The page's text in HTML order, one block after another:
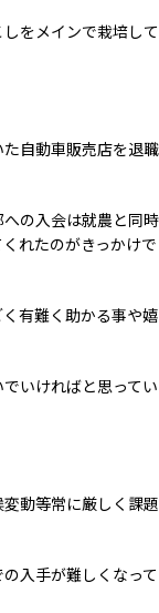
をメインで栽培して
自動車販売店を退職
の入会は就農と同時
れたのがきっかけで
有難く助かる事や嬉
いければと思ってい
動等常に厳しく課題
入手が難しくなって